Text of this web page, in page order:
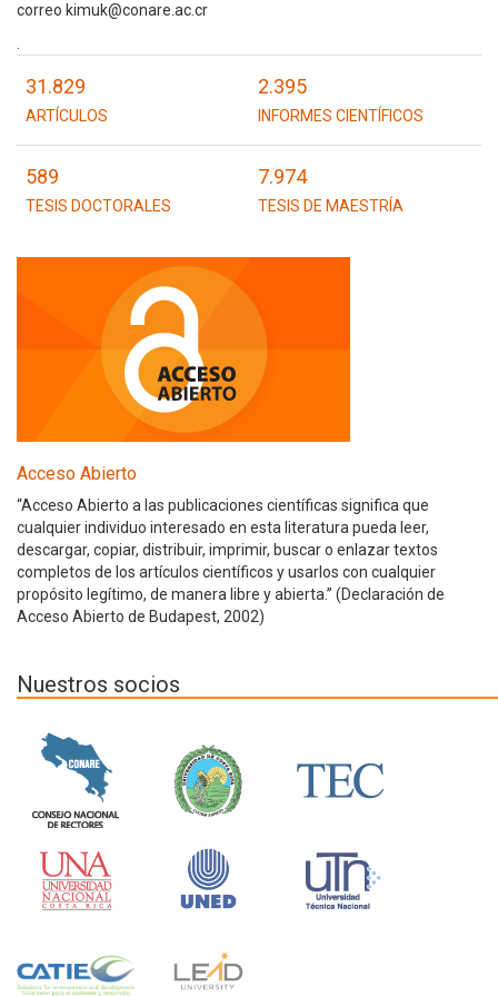
correo kimuk@conare.ac.cr
31.829
ARTÍCULOS
2.395
INFORMES CIENTÍFICOS
589
TESIS DOCTORALES
7.974
TESIS DE MAESTRÍA
Acceso Abierto
“Acceso Abierto a las publicaciones científicas significa que
cualquier individuo interesado en esta literatura pueda leer,
descargar, copiar, distribuir, imprimir, buscar o enlazar textos
completos de los artículos científicos y usarlos con cualquier
propósito legítimo, de manera libre y abierta.” (Declaración de
Acceso Abierto de Budapest, 2002)
Nuestros socios